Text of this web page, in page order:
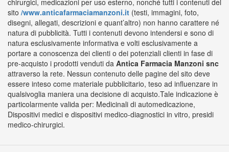
chirurgici, medicazioni per uso esterno, nonché tutti i contenuti del
sito /www.anticafarmaciamanzoni.it (testi, immagini, foto,
disegni, allegati, descrizioni e quant’altro) non hanno carattere né
natura di pubblicità. Tutti i contenuti devono intendersi e sono di
natura esclusivamente informativa e volti esclusivamente a
portare a conoscenza dei clienti o dei potenziali clienti in fase di
pre-acquisto i prodotti venduti da Antica Farmacia Manzoni snc
attraverso la rete. Nessun contenuto delle pagine del sito deve
essere inteso come materiale pubblicitario, teso ad influenzare in
qualsivoglia maniera una decisione di acquisto.Tale indicazione è
particolarmente valida per: Medicinali di automedicazione,
Dispositivi medici e dispositivi medico-diagnostici in vitro, presidi
medico-chirurgici.